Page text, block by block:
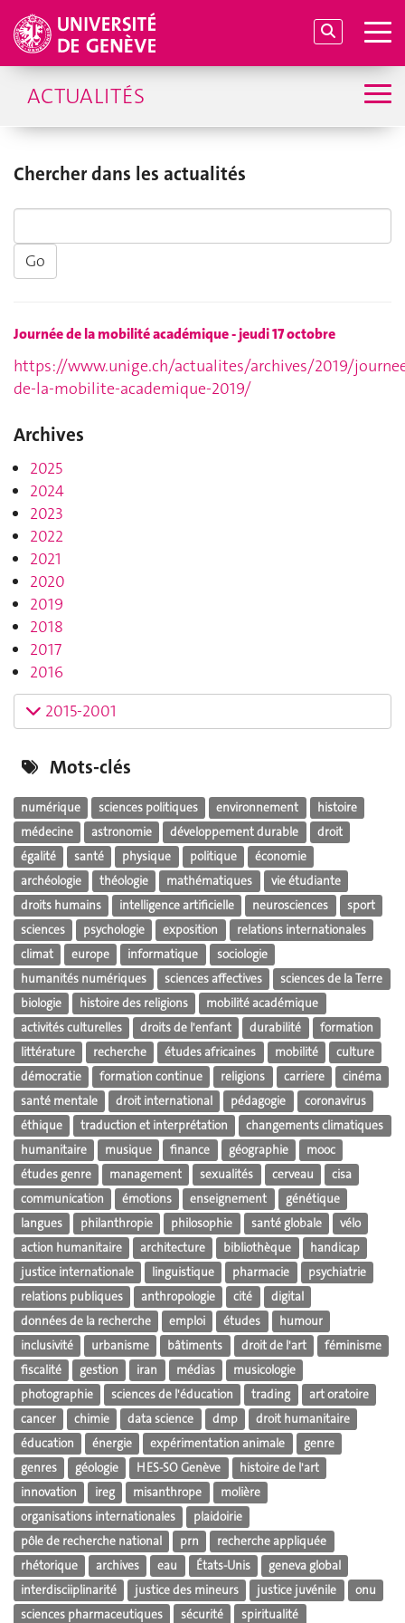
ACTUALITÉS
Chercher dans les actualités
Journée de la mobilité académique - jeudi 17 octobre
https://www.unige.ch/actualites/archives/2019/
de-la-mobilite-academique-2019/
Archives
2025
2024
2023
2022
2021
2020
2019
2018
2017
2016
2015-2001
Mots-clés
numérique sciences politiques environnement
histoire
médecine
astronomie développement durable
droit
égalité
santé physique politique
économie
archéologie
théologie mathématiques
vie étudiante
droits humains
intelligence artificielle neurosciences
sport
sciences
psychologie exposition
relations internationales
climat
europe informatique
sociologie
humanités numériques
sciences affectives
sciences de la Terre
biologie
histoire des religions
mobilité académique
activités culturelles
droits de l'enfant durabilité
formation
littérature
recherche études africaines mobilité
culture
démocratie
formation continue religions carriere
cinéma
santé mentale
droit international pédagogie
coronavirus
éthique
traduction et interprétation
changements climatiques
humanitaire
musique finance géographie
mooc
études genre
management sexualités cerveau
cisa
communication
émotions enseignement
génétique
langues
philanthropie philosophie santé globale
vélo
action humanitaire
architecture bibliothèque
handicap
justice internationale
linguistique pharmacie
psychiatrie
relations publiques
anthropologie cité
digital
données de la recherche
emploi études
humour
inclusivité
urbanisme bâtiments droit de l'art
féminisme
fiscalité
gestion iran médias
musicologie
photographie
sciences de l'éducation trading
art oratoire
cancer
chimie data science dmp
droit humanitaire
éducation
énergie expérimentation animale
genre
genres
géologie HES-SO Genève
histoire de l'art
innovation
ireg misanthrope
molière
organisations internationales
plaidoirie
pôle de recherche national
prn
recherche appliquée
rhétorique
archives eau États-Unis
geneva global
interdisciiplinarité
justice des mineurs justice juvénile
onu
sciences pharmaceutiques
sécurité spiritualité